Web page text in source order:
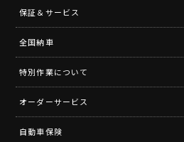
保証＆サービス
全国納車
特別作業について
オーダーサービス
自動車保険